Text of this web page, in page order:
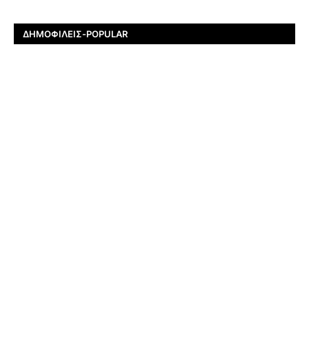
ΔΗΜΟΦΙΛΕΊΣ-POPULAR